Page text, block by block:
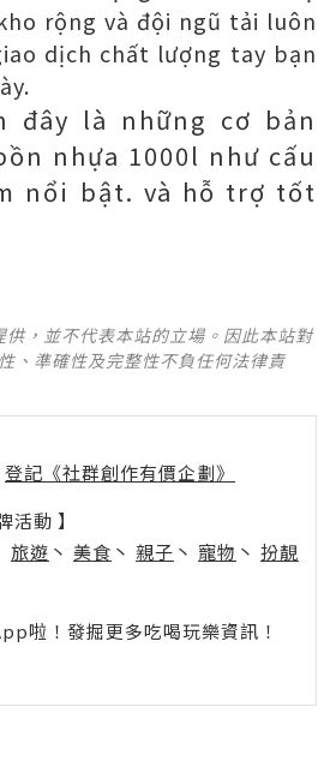
rộng và đội ngũ tải luôn
dịch chất lượng tay bạn
đây là những cơ bản
nhựa 1000l như cấu
nổi bật. và hỗ trợ tốt
，並不代表本站的立場。因此本站對
、準確性及完整性不負任何法律責
登記《社群創作有價企劃》
活動 】
旅遊 丶 美食 丶 親子 丶 寵物 丶 扮靚
啦！發掘更多吃喝玩樂資訊！